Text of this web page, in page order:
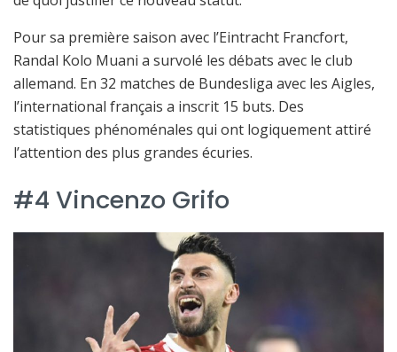
Pour sa première saison avec l’Eintracht Francfort,
Randal Kolo Muani a survolé les débats avec le club
allemand. En 32 matches de Bundesliga avec les Aigles,
l’international français a inscrit 15 buts. Des
statistiques phénoménales qui ont logiquement attiré
l’attention des plus grandes écuries.
#4 Vincenzo Grifo